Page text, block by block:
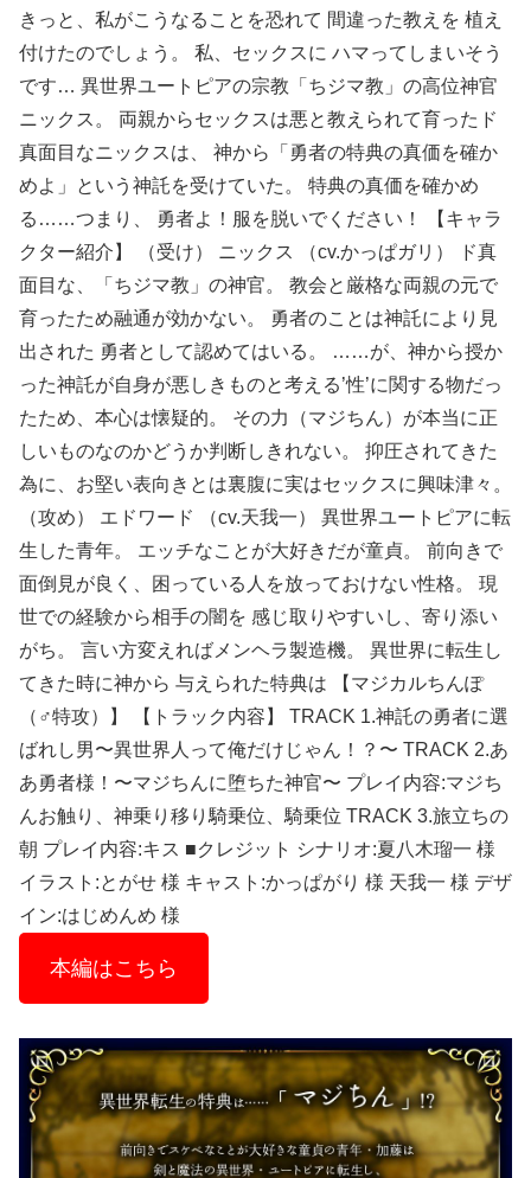
きっと、私がこうなることを恐れて 間違った教えを 植え
付けたのでしょう。 私、セックスに ハマってしまいそう
です… 異世界ユートピアの宗教「ちジマ教」の高位神官
ニックス。 両親からセックスは悪と教えられて育ったド
真面目なニックスは、 神から「勇者の特典の真価を確か
めよ」という神託を受けていた。 特典の真価を確かめ
る……つまり、 勇者よ！服を脱いでください！ 【キャラ
クター紹介】 （受け） ニックス （cv.かっぱガリ） ド真
面目な、「ちジマ教」の神官。 教会と厳格な両親の元で
育ったため融通が効かない。 勇者のことは神託により見
出された 勇者として認めてはいる。 ……が、神から授か
った神託が自身が悪しきものと考える’性’に関する物だっ
たため、本心は懐疑的。 その力（マジちん）が本当に正
しいものなのかどうか判断しきれない。 抑圧されてきた
為に、お堅い表向きとは裏腹に実はセックスに興味津々。
（攻め） エドワード （cv.天我一） 異世界ユートピアに転
生した青年。 エッチなことが大好きだが童貞。 前向きで
面倒見が良く、困っている人を放っておけない性格。 現
世での経験から相手の闇を 感じ取りやすいし、寄り添い
がち。 言い方変えればメンヘラ製造機。 異世界に転生し
てきた時に神から 与えられた特典は 【マジカルちんぽ
（♂特攻）】 【トラック内容】 TRACK 1.神託の勇者に選
ばれし男〜異世界人って俺だけじゃん！？〜 TRACK 2.あ
あ勇者様！〜マジちんに堕ちた神官〜 プレイ内容:マジち
んお触り、神乗り移り騎乗位、騎乗位 TRACK 3.旅立ちの
朝 プレイ内容:キス ■クレジット シナリオ:夏八木瑠一 様
イラスト:とがせ 様 キャスト:かっぱがり 様 天我一 様 デザ
イン:はじめんめ 様
本編はこちら